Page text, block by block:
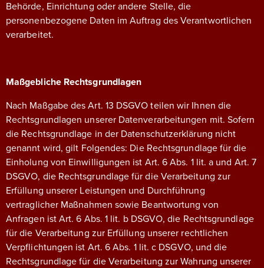
Behörde, Einrichtung oder andere Stelle, die
personenbezogene Daten im Auftrag des Verantwortlichen
verarbeitet.
Maßgebliche Rechtsgrundlagen
Nach Maßgabe des Art. 13 DSGVO teilen wir Ihnen die
Rechtsgrundlagen unserer Datenverarbeitungen mit. Sofern
die Rechtsgrundlage in der Datenschutzerklärung nicht
genannt wird, gilt Folgendes: Die Rechtsgrundlage für die
Einholung von Einwilligungen ist Art. 6 Abs. 1 lit. a und Art. 7
DSGVO, die Rechtsgrundlage für die Verarbeitung zur
Erfüllung unserer Leistungen und Durchführung
vertraglicher Maßnahmen sowie Beantwortung von
Anfragen ist Art. 6 Abs. 1 lit. b DSGVO, die Rechtsgrundlage
für die Verarbeitung zur Erfüllung unserer rechtlichen
Verpflichtungen ist Art. 6 Abs. 1 lit. c DSGVO, und die
Rechtsgrundlage für die Verarbeitung zur Wahrung unserer